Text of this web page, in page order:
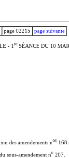
page 02215 page suivante
- 1re SÉANCE DU 10
des amendements nos 168
sous-amendement no 207.